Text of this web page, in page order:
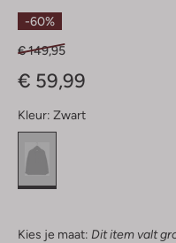
-60%
€ 149,95
€ 59,99
Kleur: Zwart
Kies je maat: Dit item valt